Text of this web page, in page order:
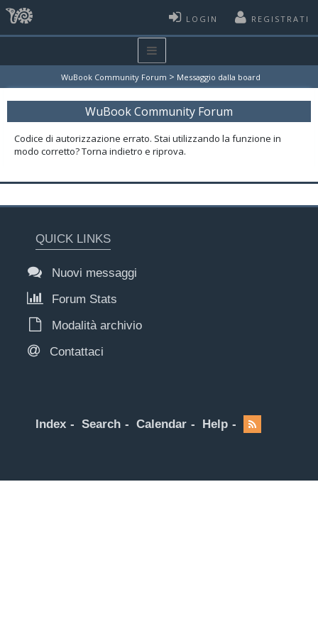
LOGIN REGISTRATI
WuBook Community Forum > Messaggio dalla board
WuBook Community Forum
Codice di autorizzazione errato. Stai utilizzando la funzione in
modo corretto? Torna indietro e riprova.
QUICK LINKS
Nuovi messaggi
Forum Stats
Modalità archivio
Contattaci
Index Search Calendar Help